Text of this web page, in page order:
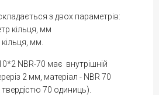
з двох параметрів:
кільця, мм
кільця, мм.
NBR-70 має внутрішній
2 мм, матеріал - NBR 70
70 одиниць).